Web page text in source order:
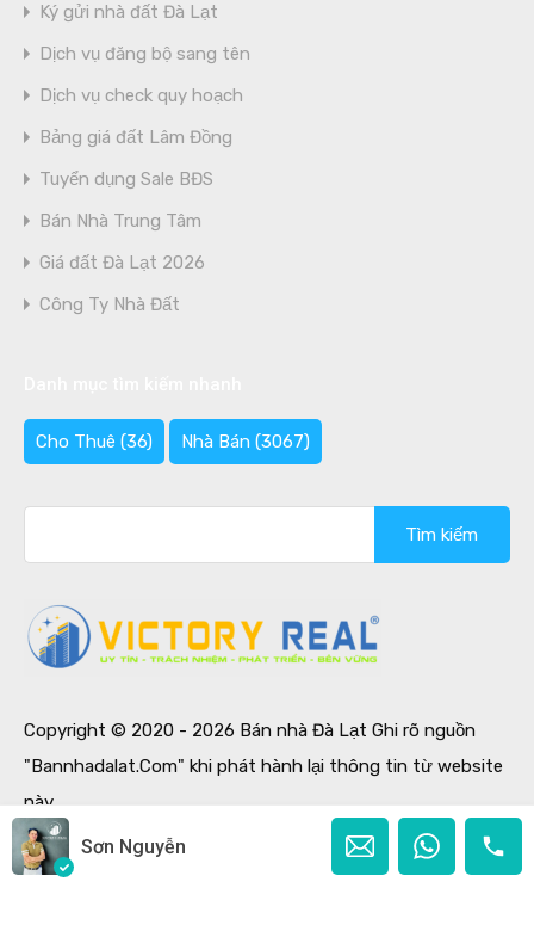
Ký gửi nhà đất Đà Lạt
Dịch vụ đăng bộ sang tên
Dịch vụ check quy hoạch
Bảng giá đất Lâm Đồng
Tuyển dụng Sale BĐS
Bán Nhà Trung Tâm
Giá đất Đà Lạt 2026
Công Ty Nhà Đất
Cho Thuê (36) Nhà Bán (3067)
kiếm
cho:
Copyright © 2020 - 2026 Bán nhà Đà Lạt Ghi rõ nguồn
"Bannhadalat.Com" khi phát hành lại thông tin từ website
này.
Designed by
Ban Nha Da Lat
Sơn Nguyễn